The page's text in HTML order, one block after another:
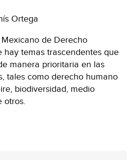
Ortega
de Derecho
hay temas trascendentes que
manera prioritaria en las
tales como derecho humano
biodiversidad, medio
otros.